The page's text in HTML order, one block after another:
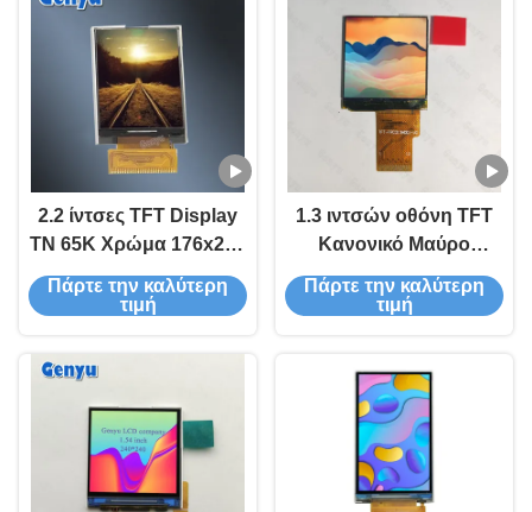
2.2 ίντσες TFT Display
TN 65K Χρώμα 176x220
Ανάλυση ILI9225 36pin
8-Bit MCU
Πάρτε την καλύτερη
τιμή
1.3 ιντσών οθόνη TFT
Κανονικό Μαύρο
240x240 Dots ST7789V
12pin SPI
Πάρτε την καλύτερη
τιμή